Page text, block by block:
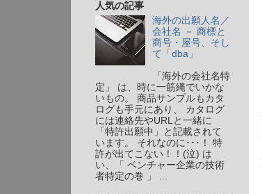
人気の記事
海外の出願人名／
会社名 － 商標と
商号・屋号、そし
て「dba」
「海外の会社名特
定」 は、時に一筋縄でいかな
いもの。 商品サンプルもカタ
ログも手元にあり、 カタログ
には連絡先やURLと一緒に
「特許出願中」と記載されて
います。 それなのに･･･！ 特
許が出てこない！！(泣) は
い、「 ベンチャー企業の技術
者特定の巻 」 ...